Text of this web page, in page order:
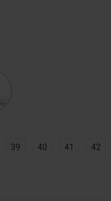
39 40 41 42